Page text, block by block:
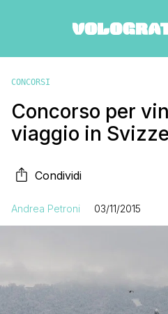
CONCORSI
Concorso per
viaggio in
Condividi
Andrea Petroni 03/11/2015